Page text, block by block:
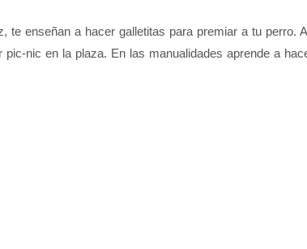
te enseñan a hacer galletitas para premiar a tu perro.
nic en la plaza. En las manualidades aprende a